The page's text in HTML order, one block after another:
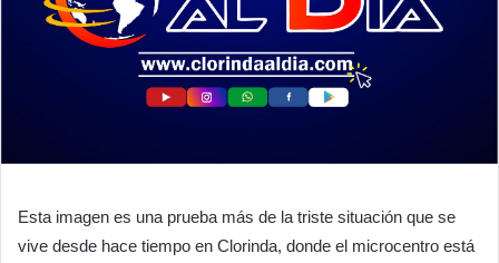
Esta imagen es una prueba más de la triste situación que se
vive desde hace tiempo en Clorinda, donde el microcentro está